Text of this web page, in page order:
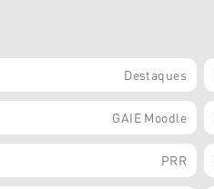
Destaques
GAIE Moodle
PRR